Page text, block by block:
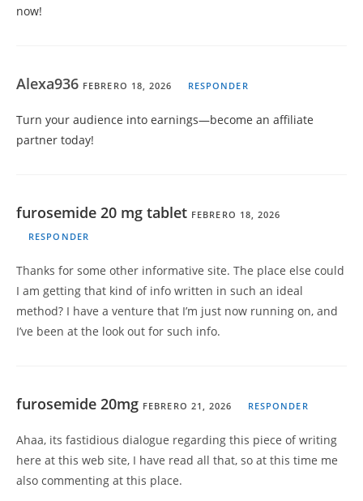
now!
Alexa936 FEBRERO 18, 2026 RESPONDER
Turn your audience into earnings—become an affiliate
partner today!
furosemide 20 mg tablet FEBRERO 18, 2026
RESPONDER
Thanks for some other informative site. The place else could
I am getting that kind of info written in such an ideal
method? I have a venture that I’m just now running on, and
I’ve been at the look out for such info.
furosemide 20mg FEBRERO 21, 2026 RESPONDER
Ahaa, its fastidious dialogue regarding this piece of writing
here at this web site, I have read all that, so at this time me
also commenting at this place.